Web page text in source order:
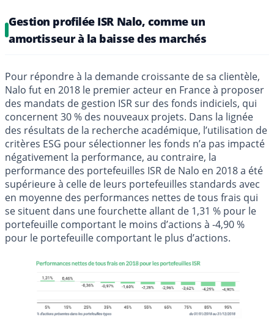
Gestion profilée ISR Nalo, comme un
amortisseur à la baisse des marchés
Pour répondre à la demande croissante de sa clientèle,
Nalo fut en 2018 le premier acteur en France à proposer
des mandats de gestion ISR sur des fonds indiciels, qui
concernent 30 % des nouveaux projets. Dans la lignée
des résultats de la recherche académique, l’utilisation de
critères ESG pour sélectionner les fonds n’a pas impacté
négativement la performance, au contraire, la
performance des portefeuilles ISR de Nalo en 2018 a été
supérieure à celle de leurs portefeuilles standards avec
en moyenne des performances nettes de tous frais qui
se situent dans une fourchette allant de 1,31 % pour le
portefeuille comportant le moins d’actions à -4,90 %
pour le portefeuille comportant le plus d’actions.